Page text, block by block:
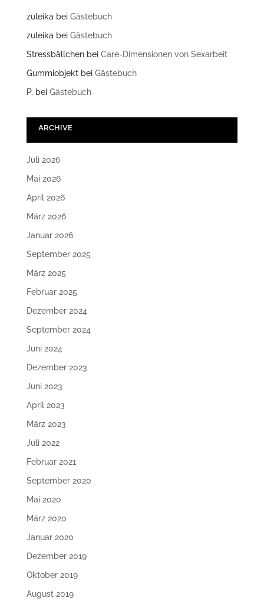
zuleikabei Gästebuch
zuleikabei Gästebuch
Stressbällchenbei Care-Dimensionen von Sexarbeit
Gummiobjektbei Gästebuch
P. bei Gästebuch
ARCHIVE
Juli 2026
Mai 2026
April 2026
März 2026
Januar 2026
September 2025
März 2025
Februar 2025
Dezember 2024
September 2024
Juni 2024
Dezember 2023
Juni 2023
April 2023
März 2023
Juli 2022
Februar 2021
September 2020
Mai 2020
März 2020
Januar 2020
Dezember 2019
Oktober 2019
August 2019